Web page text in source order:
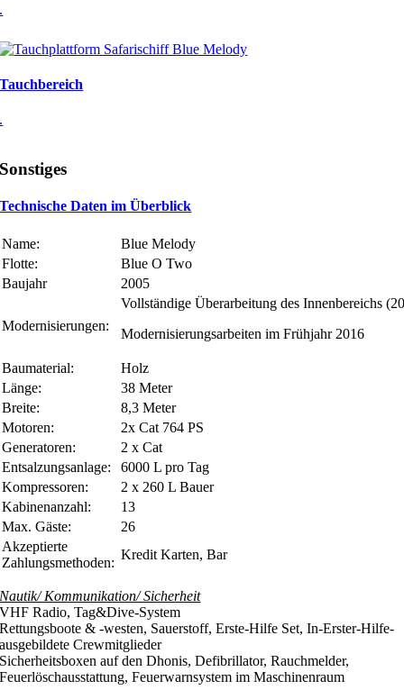
.
Tauchbereich
.
Sonstiges
Technische Daten im Überblick
Name:
Blue Melody
Flotte:
Blue O Two
Baujahr
2005
Modernisierungen:
Vollständige Überarbeitung des Innenbereichs
Modernisierungsarbeiten im Frühjahr 2016
Baumaterial:
Holz
Länge:
38 Meter
Breite:
8,3 Meter
Motoren:
2x Cat 764 PS
Generatoren:
2 x Cat
Entsalzungsanlage:
6000 L pro Tag
Kompressoren:
2 x 260 L Bauer
Kabinenanzahl:
13
Max. Gäste:
26
Akzeptierte
Zahlungsmethoden:
Kredit Karten, Bar
Nautik/ Kommunikation/ Sicherheit
VHF Radio, Tag&Dive-System
Rettungsboote & -westen, Sauerstoff, Erste-Hilfe Set, In-Erster-Hilfe-
ausgebildete Crewmitglieder
Sicherheitsboxen auf den Dhonis, Defibrillator, Rauchmelder,
Feuerlöschausstattung, Feuerwarnsystem im Maschinenraum